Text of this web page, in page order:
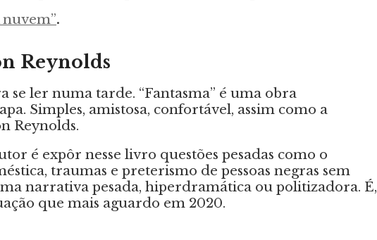
nuvem”.
Reynolds
se ler numa tarde. “Fantasma” é uma obra
Simples, amistosa, confortável, assim como a
Reynolds.
é expôr nesse livro questões pesadas como o
traumas e preterismo de pessoas negras sem
narrativa pesada, hiperdramática ou politizadora. É,
que mais aguardo em 2020.